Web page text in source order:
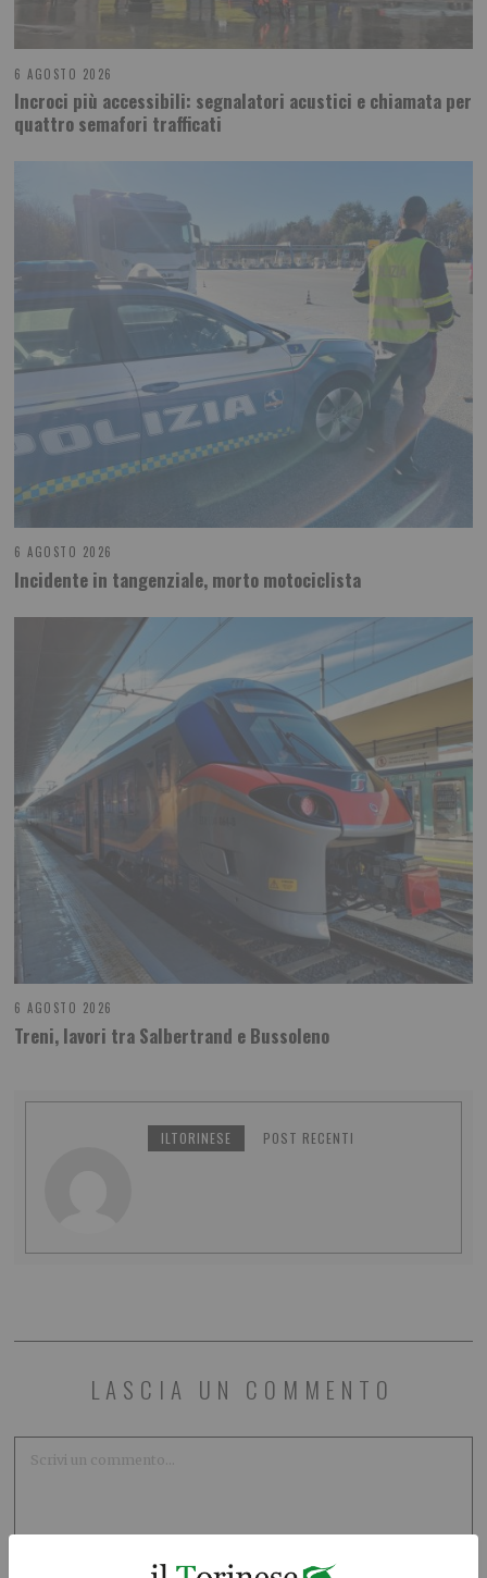
6 AGOSTO 2026
Incroci più accessibili: segnalatori acustici e chiamata per
quattro semafori trafficati
6 AGOSTO 2026
Incidente in tangenziale, morto motociclista
6 AGOSTO 2026
Treni, lavori tra Salbertrand e Bussoleno
ILTORINESE POST RECENTI
LASCIA UN COMMENTO